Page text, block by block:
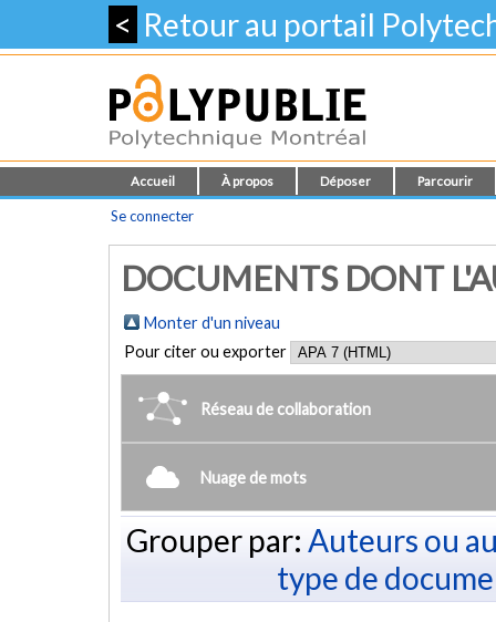
< Retour au portail
Accueil À propos Déposer Parcourir
Se connecter
DOCUMENTS DONT
Monter d'un niveau
Pour citer ou exporter
Réseau de collaboration
Nuage de mots
Grouper par: Auteurs ou
type de